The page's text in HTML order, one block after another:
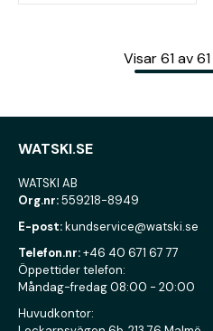
Visar 61 av 61
WATSKI.SE
WATSKI AB
Org.nr:559218-8949
E-post:kundservice@watski.se
Telefon.nr:+46 40 671 67 77
Öppettider telefon:
Måndag-fredag 08:00 - 20:00
Huvudkontor: